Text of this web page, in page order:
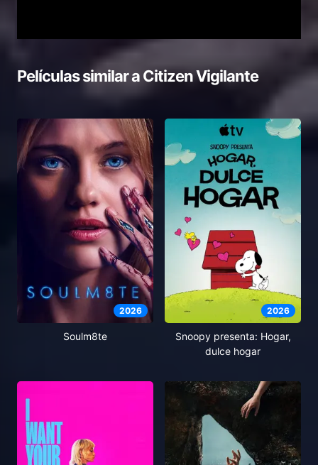
Películas similar aCitizen Vigilante
2026
Soulm8te
2026
Snoopy presenta: Hogar,
dulce hogar